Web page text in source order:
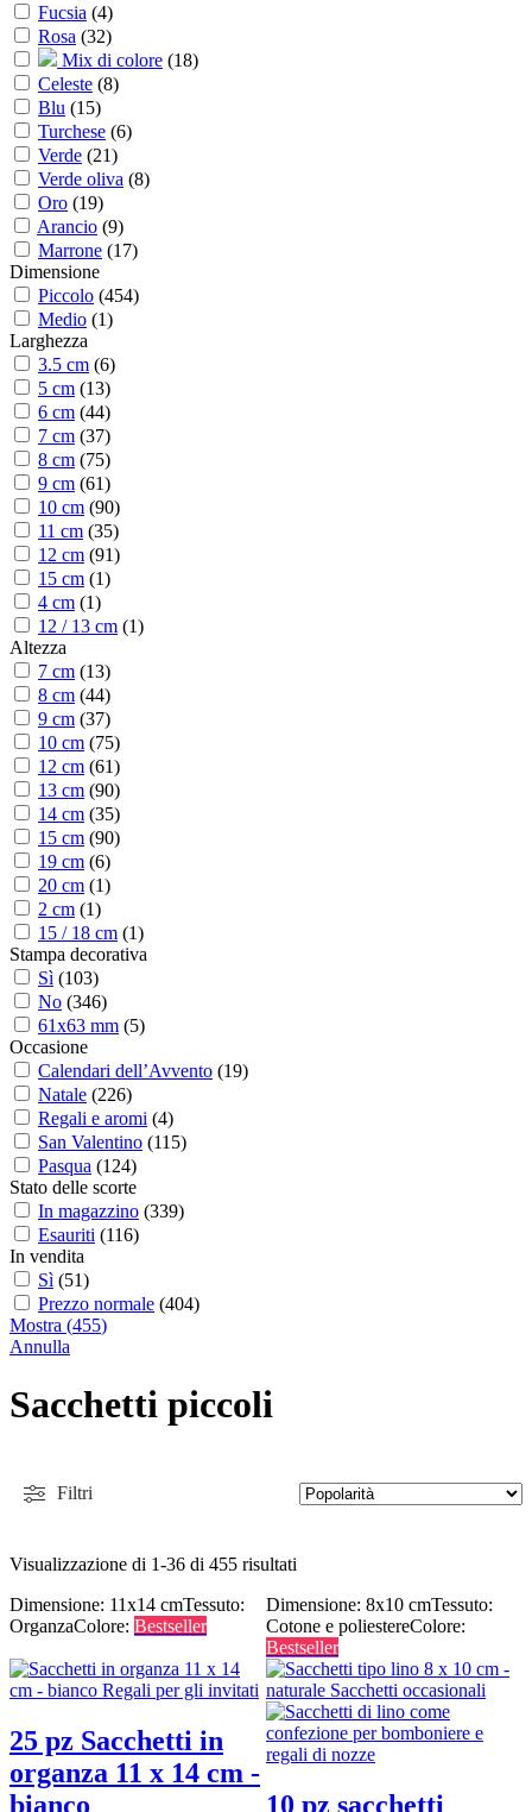
Fucsia (4)
Rosa (32)
Mix di colore (18)
Celeste (8)
Blu (15)
Turchese (6)
Verde (21)
Verde oliva (8)
Oro (19)
Arancio (9)
Marrone (17)
Dimensione
Piccolo (454)
Medio (1)
Larghezza
3.5 cm (6)
5 cm (13)
6 cm (44)
7 cm (37)
8 cm (75)
9 cm (61)
10 cm (90)
11 cm (35)
12 cm (91)
15 cm (1)
4 cm (1)
12 / 13 cm (1)
Altezza
7 cm (13)
8 cm (44)
9 cm (37)
10 cm (75)
12 cm (61)
13 cm (90)
14 cm (35)
15 cm (90)
19 cm (6)
20 cm (1)
2 cm (1)
15 / 18 cm (1)
Stampa decorativa
Sì (103)
No (346)
61x63 mm (5)
Occasione
Calendari dell’Avvento (19)
Natale (226)
Regali e aromi (4)
San Valentino (115)
Pasqua (124)
Stato delle scorte
In magazzino (339)
Esauriti (116)
In vendita
Sì (51)
Prezzo normale (404)
Mostra (455)
Annulla
Sacchetti piccoli
Filtri
Visualizzazione di 1-36 di 455 risultati
Dimensione: 11x14 cmTessuto:
OrganzaColore: Bestseller
25 pz Sacchetti in
organza 11 x 14 cm -
bianco
Dimensione: 8x10 cmTessuto:
Cotone e poliestereColore:
Bestseller
10 pz sacchetti